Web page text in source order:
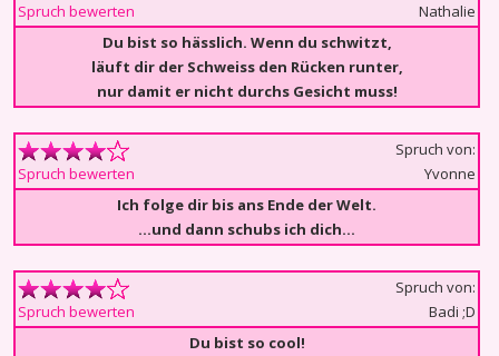
Spruch bewerten
Nathalie
Du bist so hässlich. Wenn du schwitzt,
läuft dir der Schweiss den Rücken runter,
nur damit er nicht durchs Gesicht muss!
Spruch bewerten
Spruch von:
Yvonne
Ich folge dir bis ans Ende der Welt.
...und dann schubs ich dich...
Spruch bewerten
Spruch von:
Badi ;D
Du bist so cool!